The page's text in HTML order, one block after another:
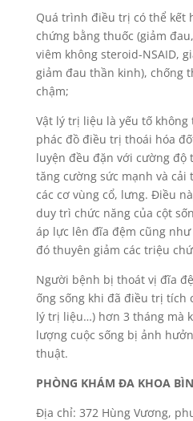
Quá trình điều trị có thể kết
chứng bằng thuốc (giảm
viêm không steroid-NSAID,
giảm đau thần kinh), chống
chậm;
Vật lý trị liệu là yếu tố
phác đồ điều trị thoái hóa
luyện đều đặn với cường độ
tăng cường sức mạnh và
các cơ vùng cổ, lưng. Điều
duy trì chức năng của cột
áp lực lên đĩa đệm cũng
đó thuyên giảm các triệu
Người bệnh bị thoát vị đĩa
ống sống khi đã điều trị tích
lý trị liệu…) hơn 3 tháng mà
lượng cuộc sống bị ảnh
thuật.
PHÒNG KHÁM ĐA KHOA
Địa chỉ: 372 Hùng Vương,